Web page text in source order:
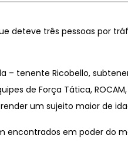
deteve três pessoas por
– tenente Ricobello,
de Força Tática,
um sujeito maior de
encontrados em poder do